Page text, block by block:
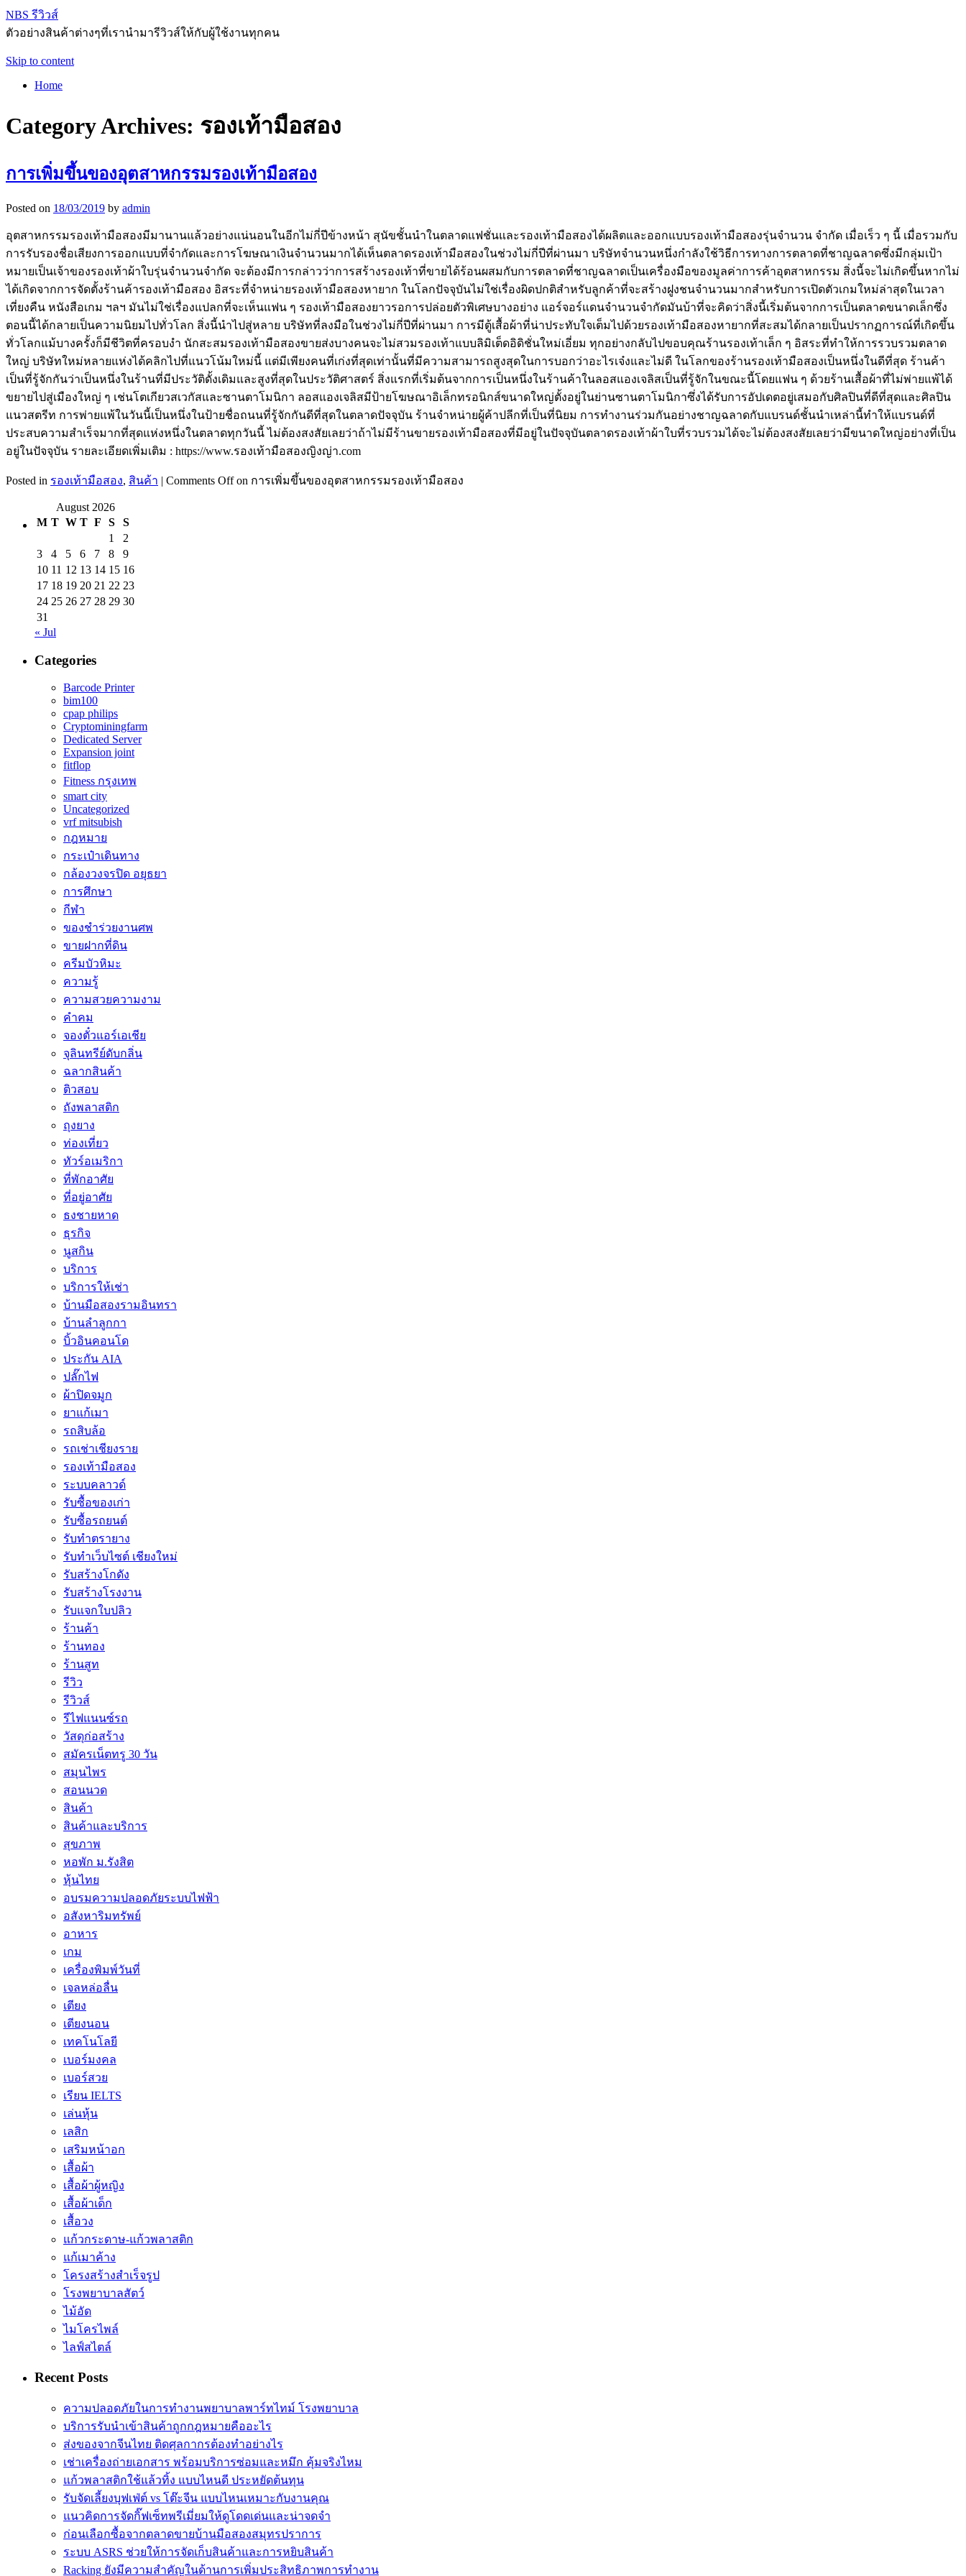
NBS รีวิวส์
ตัวอย่างสินค้าต่างๆที่เรานำมารีวิวส์ให้กับผู้ใช้งานทุกคน
Skip to content
Home
Category Archives: รองเท้ามือสอง
การเพิ่มขึ้นของอุตสาหกรรมรองเท้ามือสอง
Posted on 18/03/2019 by admin
อุตสาหกรรมรองเท้ามือสองมีมานานแล้วอย่างแน่นอนในอีกไม่กี่ปีข้างหน้า สุนัขชั้นนำในตลาดแฟชั่นและรองเท้ามือสองได้ผลิตและออกแบบรองเท้ามือสองรุ่นจำนวน จำกัด เมื่อเร็ว ๆ นี้ เมื่อรวมกับ
การรับรองชื่อเสียงการออกแบบที่จำกัดและการโฆษณาเงินจำนวนมากได้เห็นตลาดรองเท้ามือสองในช่วงไม่กี่ปีที่ผ่านมา บริษัทจำนวนหนึ่งกำลังใช้วิธีการทางการตลาดที่ชาญฉลาดซึ่งมีกลุ่มเป้า
หมายเป็นเจ้าของรองเท้าผ้าใบรุ่นจำนวนจำกัด จะต้องมีการกล่าวว่าการสร้างรองเท้าที่ขายได้ร้อนผสมกับการตลาดที่ชาญฉลาดเป็นเครื่องมือของมูลค่าการค้าอุตสาหกรรม สิ่งนี้จะไม่เกิดขึ้นหากไม่
ได้เกิดจากการจัดตั้งร้านค้ารองเท้ามือสอง อิสระที่จำหน่ายรองเท้ามือสองหายาก ในโลกปัจจุบันไม่ใช่เรื่องผิดปกติสำหรับลูกค้าที่จะสร้างฝูงชนจำนวนมากสำหรับการเปิดตัวเกมใหม่ล่าสุดในเวลา
เที่ยงคืน หนังสือเกม ฯลฯ มันไม่ใช่เรื่องแปลกที่จะเห็นแฟน ๆ รองเท้ามือสองยาวรอการปล่อยตัวพิเศษบางอย่าง แอร์จอร์แดนจำนวนจำกัดมันบ้าที่จะคิดว่าสิ่งนี้เริ่มต้นจากการเป็นตลาดขนาดเล็กซึ่ง
ตอนนี้ได้กลายเป็นความนิยมไปทั่วโลก สิ่งนี้นำไปสู่หลาย บริษัทที่ลงมือในช่วงไม่กี่ปีที่ผ่านมา การมีตู้เสื้อผ้าที่น่าประทับใจเต็มไปด้วยรองเท้ามือสองหายากที่สะสมได้กลายเป็นปรากฏการณ์ที่เกิดขึ้น
ทั่วโลกแม้บางครั้งก็มีชีวิตที่ครอบงำ นักสะสมรองเท้ามือสองขายส่งบางคนจะไม่สวมรองเท้าแบบลิมิเต็ดอิดิชั่นใหม่เอี่ยม ทุกอย่างกลับไปขอบคุณร้านรองเท้าเล็ก ๆ อิสระที่ทำให้การรวบรวมตลาด
ใหญ่ บริษัทใหม่หลายแห่งได้คลิกไปที่แนวโน้มใหม่นี้ แต่มีเพียงคนที่เก่งที่สุดเท่านั้นที่มีความสามารถสูงสุดในการบอกว่าอะไรเจ๋งและไม่ดี ในโลกของร้านรองเท้ามือสองเป็นหนึ่งในดีที่สุด ร้านค้า
เป็นที่รู้จักกันว่าเป็นหนึ่งในร้านที่มีประวัติดั้งเดิมและสูงที่สุดในประวัติศาสตร์ สิ่งแรกที่เริ่มต้นจากการเป็นหนึ่งในร้านค้าในลอสแองเจลิสเป็นที่รู้จักในขณะนี้โดยแฟน ๆ ด้วยร้านเสื้อผ้าที่ไม่พ่ายแพ้ได้
ขยายไปสู่เมืองใหญ่ ๆ เช่นโตเกียวสเวกัสและซานตาโมนิกา ลอสแองเจลิสมีป้ายโฆษณาอิเล็กทรอนิกส์ขนาดใหญ่ตั้งอยู่ในย่านซานตาโมนิกาซึ่งได้รับการอัปเดตอยู่เสมอกับศิลปินที่ดีที่สุดและศิลปิน
แนวสตรีท การพ่ายแพ้ในวันนี้เป็นหนึ่งในป้ายชื่อถนนที่รู้จักกันดีที่สุดในตลาดปัจจุบัน ร้านจำหน่ายผู้ค้าปลีกที่เป็นที่นิยม การทำงานร่วมกันอย่างชาญฉลาดกับแบรนด์ชั้นนำเหล่านี้ทำให้แบรนด์ที่
ประสบความสำเร็จมากที่สุดแห่งหนึ่งในตลาดทุกวันนี้ ไม่ต้องสงสัยเลยว่าถ้าไม่มีร้านขายรองเท้ามือสองที่มีอยู่ในปัจจุบันตลาดรองเท้าผ้าใบที่รวบรวมได้จะไม่ต้องสงสัยเลยว่ามีขนาดใหญ่อย่างที่เป็น
อยู่ในปัจจุบัน รายละเอียดเพิ่มเติม : https://www.รองเท้ามือสองญิงญ่า.com
Posted in รองเท้ามือสอง, สินค้า | Comments Offon การเพิ่มขึ้นของอุตสาหกรรมรองเท้ามือสอง
August 2026
M T W T F S
S
1
2
3
4 5 6 7 8
9
10 11 12 13 14 15 16
17 18 19 20 21 22 23
24 25 26 27 28 29 30
31
« Jul
Categories
Barcode Printer
bim100
cpap philips
Cryptominingfarm
Dedicated Server
Expansion joint
fitflop
Fitness กรุงเทพ
smart city
Uncategorized
vrf mitsubish
กฎหมาย
กระเป๋าเดินทาง
กล้องวงจรปิด อยุธยา
การศึกษา
กีฬา
ของชำร่วยงานศพ
ขายฝากที่ดิน
ครีมบัวหิมะ
ความรู้
ความสวยความงาม
คำคม
จองตั๋วแอร์เอเชีย
จุลินทรีย์ดับกลิ่น
ฉลากสินค้า
ติวสอบ
ถังพลาสติก
ถุงยาง
ท่องเที่ยว
ทัวร์อเมริกา
ที่พักอาศัย
ที่อยู่อาศัย
ธงชายหาด
ธุรกิจ
นูสกิน
บริการ
บริการให้เช่า
บ้านมือสองรามอินทรา
บ้านลำลูกกา
บิ้วอินคอนโด
ประกัน AIA
ปลั๊กไฟ
ผ้าปิดจมูก
ยาแก้เมา
รถสิบล้อ
รถเช่าเชียงราย
รองเท้ามือสอง
ระบบคลาวด์
รับซื้อของเก่า
รับซื้อรถยนต์
รับทำตรายาง
รับทำเว็บไซต์ เชียงใหม่
รับสร้างโกดัง
รับสร้างโรงงาน
รับแจกใบปลิว
ร้านค้า
ร้านทอง
ร้านสูท
รีวิว
รีวิวส์
รีไฟแนนซ์รถ
วัสดุก่อสร้าง
สมัครเน็ตทรู 30 วัน
สมุนไพร
สอนนวด
สินค้า
สินค้าและบริการ
สุขภาพ
หอพัก ม.รังสิต
หุ้นไทย
อบรมความปลอดภัยระบบไฟฟ้า
อสังหาริมทรัพย์
อาหาร
เกม
เครื่องพิมพ์วันที่
เจลหล่อลื่น
เตียง
เตียงนอน
เทคโนโลยี
เบอร์มงคล
เบอร์สวย
เรียน IELTS
เล่นหุ้น
เลสิก
เสริมหน้าอก
เสื้อผ้า
เสื้อผ้าผู้หญิง
เสื้อผ้าเด็ก
เสื้อวง
แก้วกระดาษ-แก้วพลาสติก
แก้เมาค้าง
โครงสร้างสำเร็จรูป
โรงพยาบาลสัตว์
ไม้อัด
ไมโครไพล์
ไลฟ์สไตล์
Recent Posts
ความปลอดภัยในการทำงานพยาบาลพาร์ทไทม์ โรงพยาบาล
บริการรับนำเข้าสินค้าถูกกฎหมายคืออะไร
ส่งของจากจีนไทย ติดศุลกากรต้องทำอย่างไร
เช่าเครื่องถ่ายเอกสาร พร้อมบริการซ่อมและหมึก คุ้มจริงไหม
แก้วพลาสติกใช้แล้วทิ้ง แบบไหนดี ประหยัดต้นทุน
รับจัดเลี้ยงบุฟเฟ่ต์ vs โต๊ะจีน แบบไหนเหมาะกับงานคุณ
แนวคิดการจัดกิ๊ฟเซ็ทพรีเมี่ยมให้ดูโดดเด่นและน่าจดจำ
ก่อนเลือกซื้อจากตลาดขายบ้านมือสองสมุทรปราการ
ระบบ ASRS ช่วยให้การจัดเก็บสินค้าและการหยิบสินค้า
Racking ยังมีความสำคัญในด้านการเพิ่มประสิทธิภาพการทำงาน